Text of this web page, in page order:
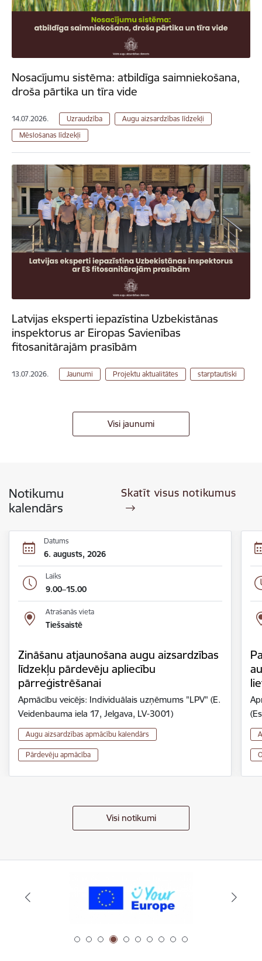
Nosacījumu sistēma: atbildīga saimniekošana,
droša pārtika un tīra vide
14.07.2026. Uzraudzība
Augu aizsardzības līdzekļi
Mēslošanas līdzekļi
Latvijas eksperti iepazīstina Uzbekistānas
inspektorus ar Eiropas Savienības
fitosanitārajām prasībām
13.07.2026. Jaunumi Projektu aktualitātes starptautiski
Visi jaunumi
Notikumu
kalendārs
Skatīt visus notikumus
Datums
6. augusts, 2026
Laiks
9.00–15.00
Atrašanās vieta
Tiešsaistē
Zināšanu atjaunošana augu aizsardzības
līdzekļu pārdevēju apliecību
pārreģistrēšanai
Apmācību veicējs: Individuālais uzņēmums "LPV" (E.
Veidenbauma iela 17, Jelgava, LV-3001)
Augu aizsardzības apmācību kalendārs
Pārdevēju apmācība
Visi notikumi